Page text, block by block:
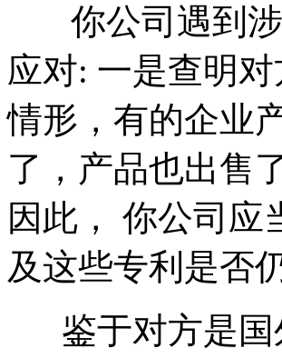
你公司遇到涉
应对: 一是查明
情形，有的企业
了，产品也出售
因此， 你公司应
及这些专利是否
鉴于对方是国